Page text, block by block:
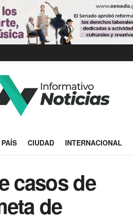
PAÍS CIUDAD INTERNACIONAL
casos de
de